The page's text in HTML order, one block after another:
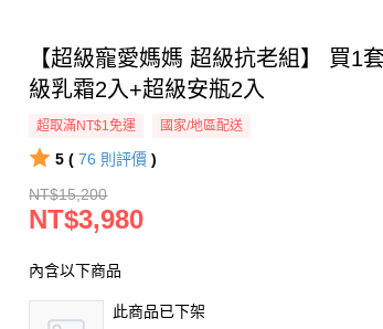
【超級寵愛媽媽 超級抗老組】 買1
級乳霜2入+超級安瓶2入
超取滿NT$1免運 國家/地區配送
5 ( 76 則評價 )
NT$15,200
NT$3,980
內含以下商品
此商品已下架